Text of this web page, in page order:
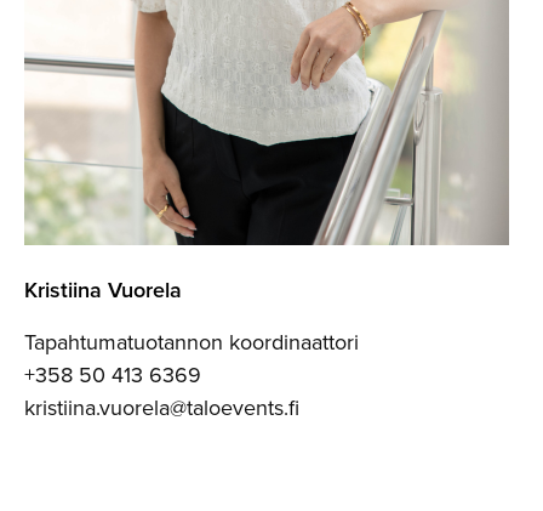
Kristiina Vuorela
Tapahtumatuotannon koordinaattori
+358 50 413 6369
kristiina.vuorela@taloevents.fi